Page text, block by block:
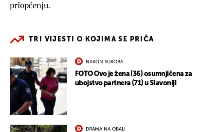
priopćenju.
TRI VIJESTI O KOJIMA SE PRIČA
NAKON SUKOBA
FOTO Ovo je žena (36) osumnjičena za
ubojstvo partnera (71) u Slavoniji
DRAMA NA OBALI